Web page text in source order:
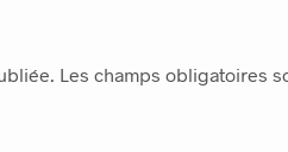
Les champs obligatoires